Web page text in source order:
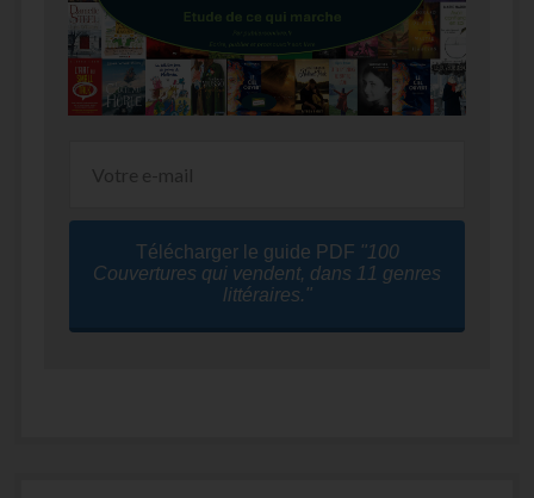
Télécharger le guide PDF "100
Couvertures qui vendent, dans 11 genres
littéraires."